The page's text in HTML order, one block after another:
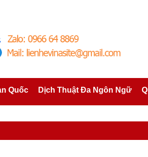
Quốc Dịch Thuật Đa Ngôn Ngữ